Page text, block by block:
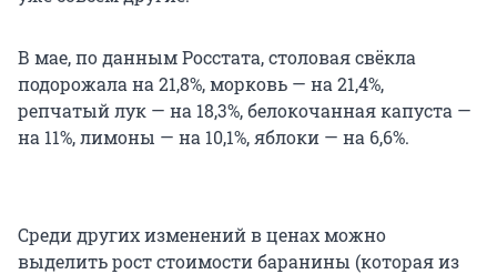
В мае, по данным Росстата, столовая свёкла
подорожала на 21,8%, морковь — на 21,4%,
репчатый лук — на 18,3%, белокочанная капуста —
на 11%, лимоны — на 10,1%, яблоки — на 6,6%.
Среди других изменений в ценах можно
выделить рост стоимости баранины (которая из